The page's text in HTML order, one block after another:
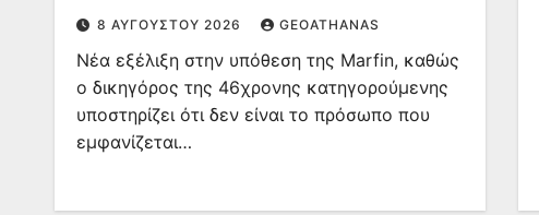
8 ΑΥΓΟΎΣΤΟΥ 2026 GEOATHANAS
Νέα εξέλιξη στην υπόθεση της Marfin, καθώς
ο δικηγόρος της 46χρονης κατηγορούμενης
υποστηρίζει ότι δεν είναι το πρόσωπο που
εμφανίζεται…